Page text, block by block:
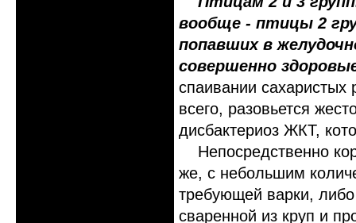
вообще - птицы 2
попавших в
совершенно
спаивании
всего, разовьется
дисбактериоз ЖКТ,
Непосредственно
же, с небольшим
требующей варки,
сваренной из круп и